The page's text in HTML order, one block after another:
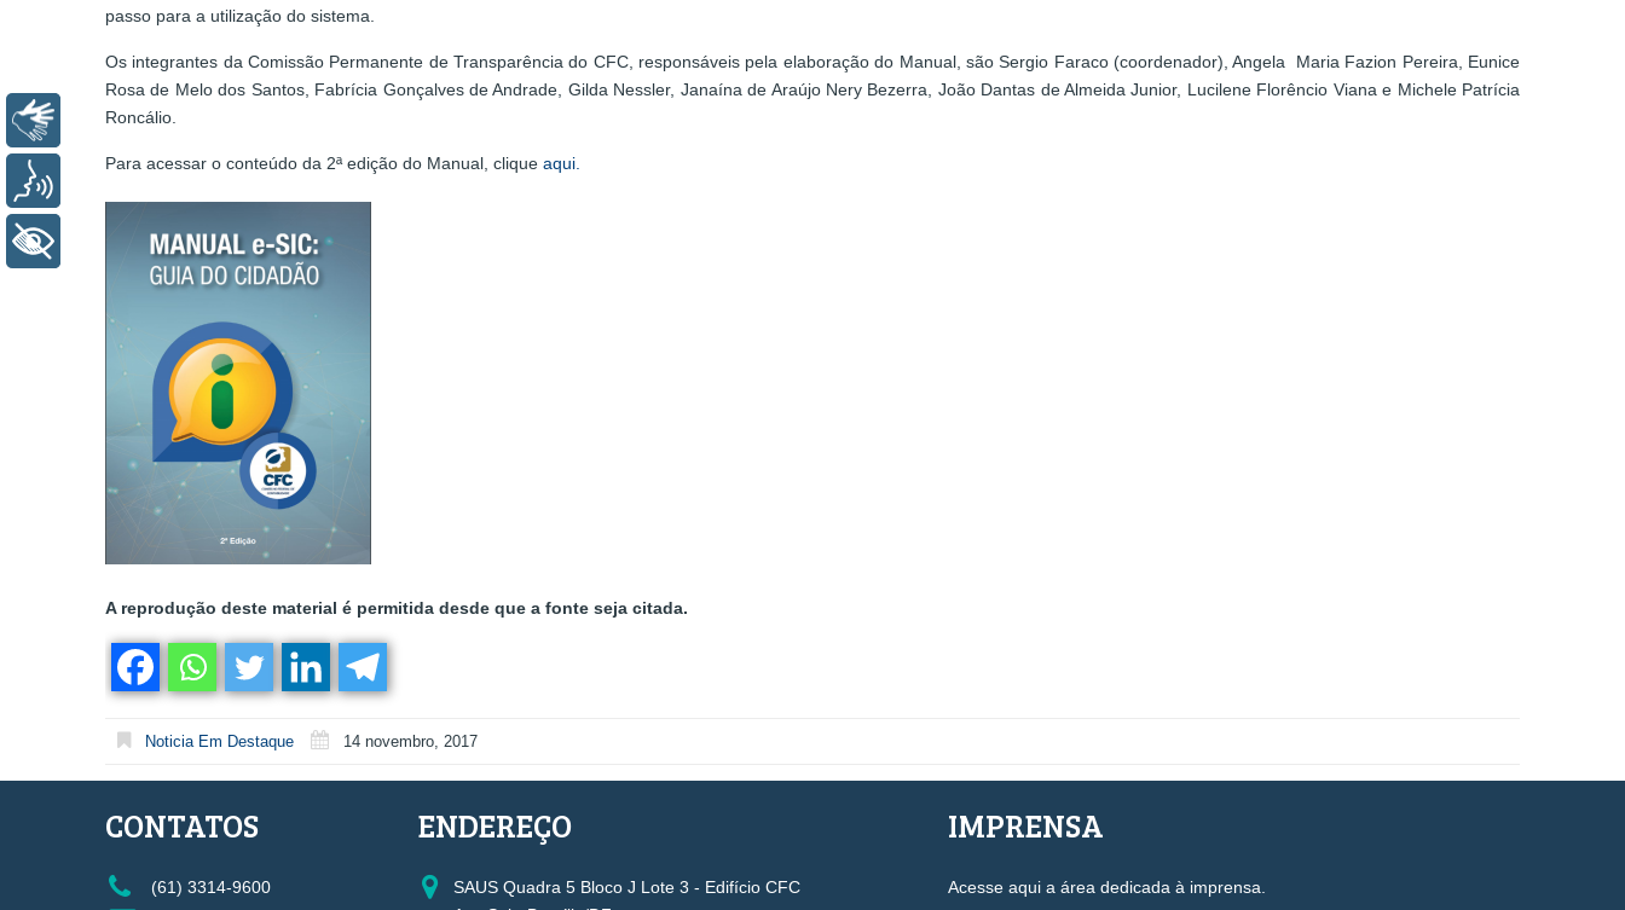
passo para a utilização do sistema.
Os integrantes da Comissão Permanente de Transparência do CFC, responsáveis pela elaboração do Manual, são Sergio Faraco (coordenador), Angela Maria Fazion Pereira, Eunice
Rosa de Melo dos Santos, Fabrícia Gonçalves de Andrade, Gilda Nessler, Janaína de Araújo Nery Bezerra, João Dantas de Almeida Junior, Lucilene Florêncio Viana e Michele Patrícia
Roncálio.
Para acessar o conteúdo da 2ª edição do Manual, clique aqui.
A reprodução deste material é permitida desde que a fonte seja citada.
Noticia Em Destaque 14 novembro, 2017
CONTATOS
(61) 3314-9600
ENDEREÇO
SAUS Quadra 5 Bloco J Lote 3 - Edifício CFC
IMPRENSA
Acesse aqui a área dedicada à imprensa.
Libras
+ Acessibilidade